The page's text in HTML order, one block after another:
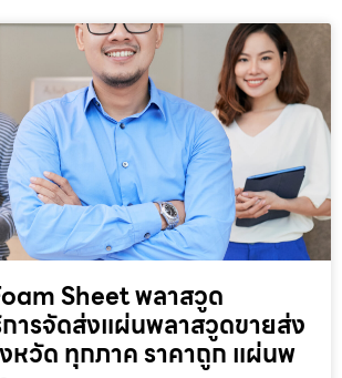
Sheet พลาสวูด
การจัดส่งแผ่นพลาสวูดขายส่ง
หวัด ทุกภาค ราคาถูก แผ่นพ